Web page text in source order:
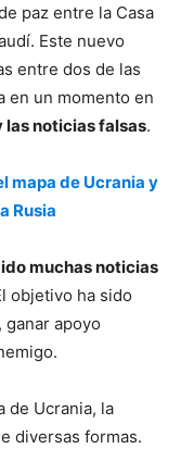
paz entre la Casa
Este nuevo
entre dos de las
en un momento en
noticias falsas.
mapa de Ucrania y
Rusia
muchas noticias
objetivo ha sido
ganar apoyo
de Ucrania, la
diversas formas.